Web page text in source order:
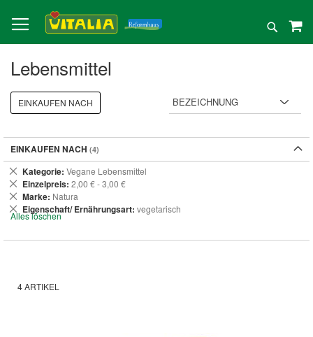
zum
Inhalt
Suche
Lebensmittel
4ARTIKEL
EINKAUFEN NACH
EINKAUFEN NACH
Kategorie Vegane Lebensmittel
Dies
entfernen
Einzelpreis 2,00 € - 3,00 €
Dies
entfernen
Marke Natura
Dies
entfernen
Eigenschaft/ Ernährungsart vegetarisch
Dies
entfernen
Alles löschen